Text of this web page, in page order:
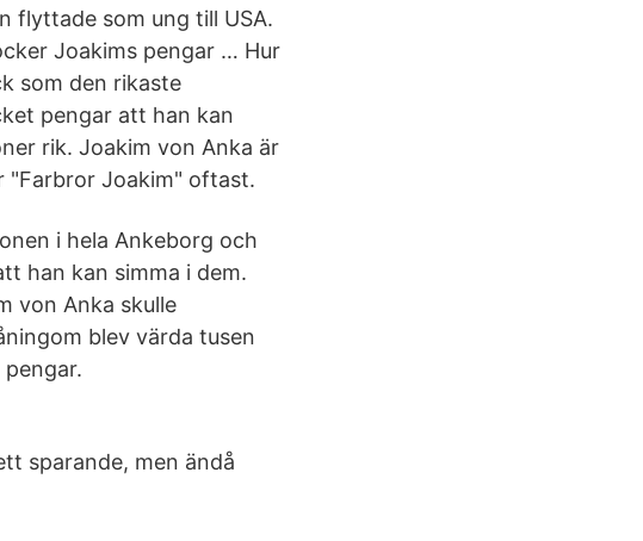
flyttade som ung till USA.
Joakims pengar … Hur
som den rikaste
pengar att han kan
rik. Joakim von Anka är
"Farbror Joakim" oftast.
i hela Ankeborg och
han kan simma i dem.
von Anka skulle
blev värda tusen
sparande, men ändå